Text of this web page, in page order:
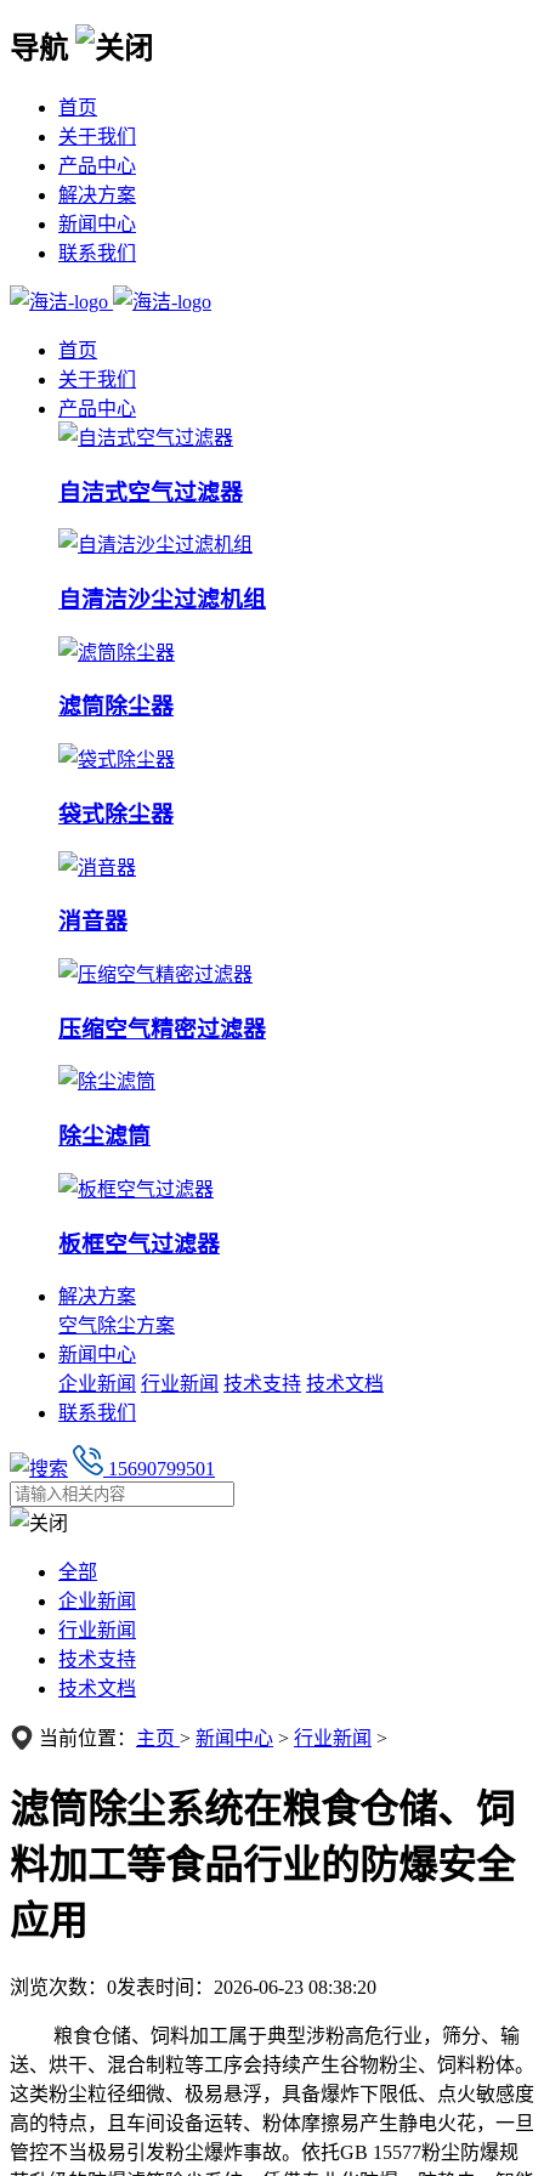
导航
首页
关于我们
产品中心
解决方案
新闻中心
联系我们
首页
关于我们
产品中心
自洁式空气过滤器
自清洁沙尘过滤机组
滤筒除尘器
袋式除尘器
消音器
压缩空气精密过滤器
除尘滤筒
板框空气过滤器
解决方案
空气除尘方案
新闻中心
企业新闻 行业新闻 技术支持 技术文档
联系我们
15690799501
全部
企业新闻
行业新闻
技术支持
技术文档
当前位置： 主页 > 新闻中心 > 行业新闻 >
滤筒除尘系统在粮食仓储、饲
料加工等食品行业的防爆安全
应用
浏览次数： 0发表时间：2026-06-23 08:38:20
粮食仓储、饲料加工属于典型涉粉高危行业，筛分、输
送、烘干、混合制粒等工序会持续产生谷物粉尘、饲料粉体。
这类粉尘粒径细微、极易悬浮，具备爆炸下限低、点火敏感度
高的特点，且车间设备运转、粉体摩擦易产生静电火花，一旦
管控不当极易引发粉尘爆炸事故。依托GB 15577粉尘防爆规